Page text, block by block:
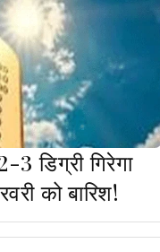
3 डिग्री गिरेगा
को बारिश!